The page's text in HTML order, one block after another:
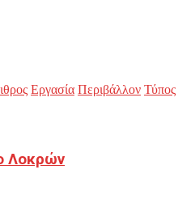
Εργασία Περιβάλλον Τύπος
Λοκρών